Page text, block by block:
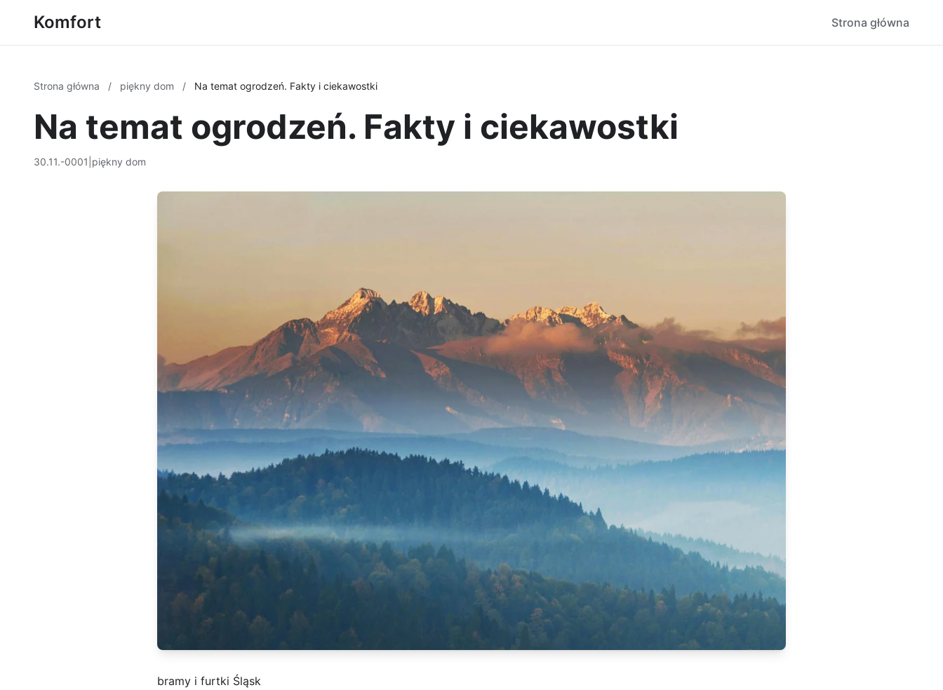
Komfort Strona główna
Strona główna / piękny dom / Na temat ogrodzeń. Fakty i ciekawostki
Na temat ogrodzeń. Fakty i ciekawostki
30.11.-0001 piękny dom
bramy i furtki Śląsk